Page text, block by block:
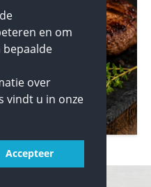
en om
bepaalde
over
vindt u in onze
Accepteer